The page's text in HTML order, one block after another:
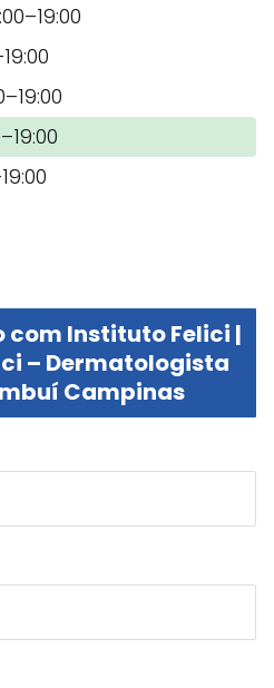
com Instituto Felici |
– Dermatologista
Campinas